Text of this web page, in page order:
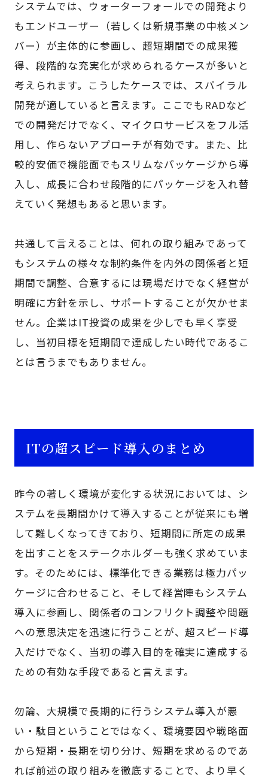
システムでは、ウォーターフォールでの開発より
もエンドユーザー（若しくは新規事業の中核メン
バー）が主体的に参画し、超短期間での成果獲
得、段階的な充実化が求められるケースが多いと
考えられます。こうしたケースでは、スパイラル
開発が適していると言えます。ここでもRADなど
での開発だけでなく、マイクロサービスをフル活
用し、作らないアプローチが有効です。また、比
較的安価で機能面でもスリムなパッケージから導
入し、成長に合わせ段階的にパッケージを入れ替
えていく発想もあると思います。
共通して言えることは、何れの取り組みであって
もシステムの様々な制約条件を内外の関係者と短
期間で調整、合意するには現場だけでなく経営が
明確に方針を示し、サポートすることが欠かせま
せん。企業はIT投資の成果を少しでも早く享受
し、当初目標を短期間で達成したい時代であるこ
とは言うまでもありません。
ITの超スピード導入のまとめ
昨今の著しく環境が変化する状況においては、シ
ステムを長期間かけて導入することが従来にも増
して難しくなってきており、短期間に所定の成果
を出すことをステークホルダーも強く求めていま
す。そのためには、標準化できる業務は極力パッ
ケージに合わせること、そして経営陣もシステム
導入に参画し、関係者のコンフリクト調整や問題
への意思決定を迅速に行うことが、超スピード導
入だけでなく、当初の導入目的を確実に達成する
ための有効な手段であると言えます。
勿論、大規模で長期的に行うシステム導入が悪
い・駄目ということではなく、環境要因や戦略面
から短期・長期を切り分け、短期を求めるのであ
れば前述の取り組みを徹底することで、より早く